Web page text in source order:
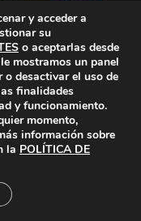
y acceder a
su
o aceptarlas desde
mostramos un panel
o desactivar el uso de
finalidades
y funcionamiento.
momento,
información sobre
la POLÍTICA DE